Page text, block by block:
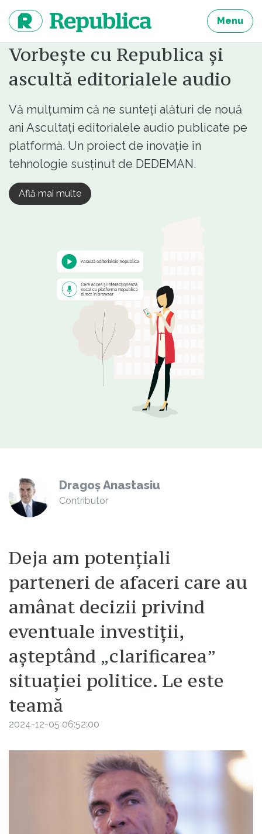
continut
Menu
Vorbește cu Republica și
ascultă editorialele audio
Vă mulțumim că ne sunteți alături de nouă
ani Ascultați editorialele audio publicate pe
platformă. Un proiect de inovație în
tehnologie susținut de DEDEMAN.
Află mai multe
Dragoș Anastasiu
Contributor
Deja am potențiali
parteneri de afaceri care au
amânat decizii privind
eventuale investiții,
așteptând „clarificarea”
situației politice. Le este
teamă
2024-12-05 06:52:00